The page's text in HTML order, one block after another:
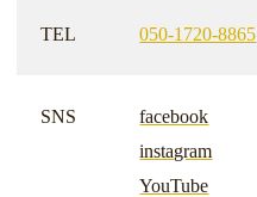
TEL 050-1720-8865
SNS
facebook
instagram
YouTube